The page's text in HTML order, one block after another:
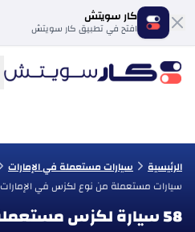
كار سويتش
افتح في تطبيق كار سويتش
الرئيسية
سيارات مستعملة في الإمارات
سيارات مستعملة من نوع لكزس في الإمارات
58 سيارة لكزس مستعملة للبيع في الإمارات